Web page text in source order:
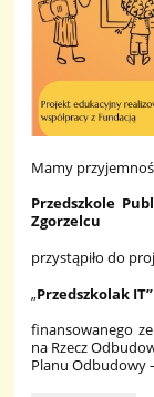
Mamy
Przedszkole
Zgorzelcu
przystąpiło do
„Przedszkolak IT”
finansowanego
na Rzecz
Planu Odbudowy